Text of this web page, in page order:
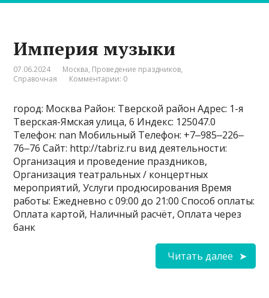
Империя музыки
07.06.2024 Москва, Проведение праздников,
Справочная
Комментарии: 0
город: Москва Район: Тверской район Адрес: 1-я
Тверская-Ямская улица, 6 Индекс: 125047.0
Телефон: nan Мобильный Телефон: +7‒985‒226‒
76‒76 Сайт: http://tabriz.ru вид деятельности:
Организация и проведение праздников,
Организация театральных / концертных
мероприятий, Услуги продюсирования Время
работы: Ежедневно с 09:00 до 21:00 Способ оплаты:
Оплата картой, Наличный расчёт, Оплата через
банк
Читать далее